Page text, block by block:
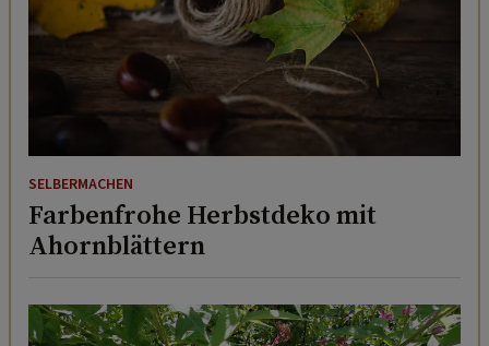
SELBERMACHEN
Farbenfrohe Herbstdeko mit
Ahornblättern